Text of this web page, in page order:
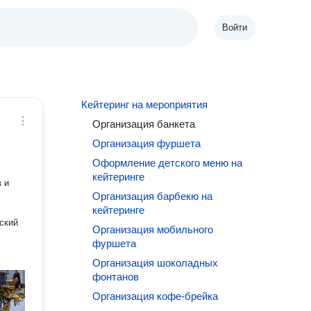
Войти
и
Кейтеринг на мероприятия
Организация банкета
Организация фуршета
Оформление детского меню на
кейтеринге
Организация барбекю на
кейтеринге
Организация мобильного
фуршета
Организация шоколадных
фонтанов
Организация кофе-брейка